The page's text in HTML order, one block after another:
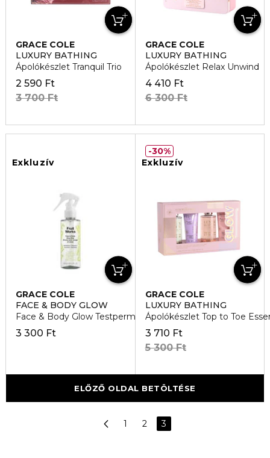
GRACE COLE
LUXURY BATHING
Ápolókészlet Tranquil Trio
2 590 Ft
3 700 Ft
GRACE COLE
LUXURY BATHING
Ápolókészlet Relax Unwind
4 410 Ft
6 300 Ft
Exkluzív
GRACE COLE
FACE & BODY GLOW
Face & Body Glow Testpermet
3 300 Ft
Exkluzív
GRACE COLE
LUXURY BATHING
Ápolókészlet Top to Toe
3 710 Ft
5 300 Ft
30%
ELŐZŐ OLDAL BETÖLTÉSE
1 2 3